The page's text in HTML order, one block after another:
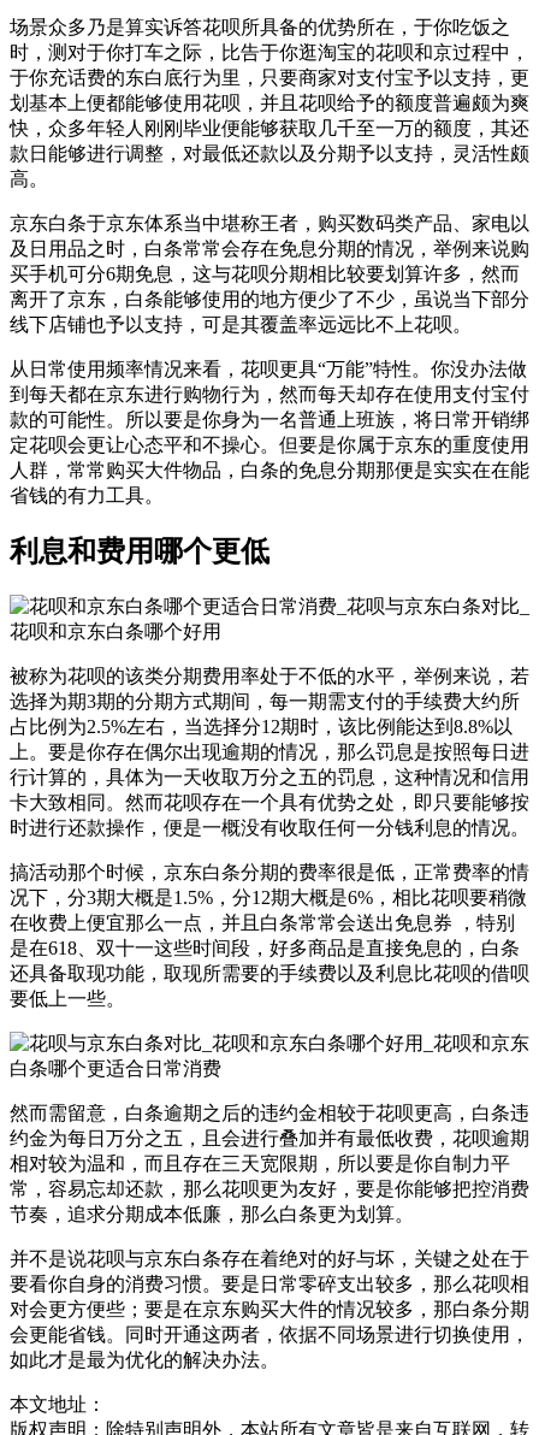
场景众多乃是算实诉答花呗所具备的优势所在，于你吃饭之
时，测对于你打车之际，比告于你逛淘宝的花呗和京过程中，
于你充话费的东白底行为里，只要商家对支付宝予以支持，更
划基本上便都能够使用花呗，并且花呗给予的额度普遍颇为爽
快，众多年轻人刚刚毕业便能够获取几千至一万的额度，其还
款日能够进行调整，对最低还款以及分期予以支持，灵活性颇
高。
京东白条于京东体系当中堪称王者，购买数码类产品、家电以
及日用品之时，白条常常会存在免息分期的情况，举例来说购
买手机可分6期免息，这与花呗分期相比较要划算许多，然而
离开了京东，白条能够使用的地方便少了不少，虽说当下部分
线下店铺也予以支持，可是其覆盖率远远比不上花呗。
从日常使用频率情况来看，花呗更具“万能”特性。你没办法做
到每天都在京东进行购物行为，然而每天却存在使用支付宝付
款的可能性。所以要是你身为一名普通上班族，将日常开销绑
定花呗会更让心态平和不操心。但要是你属于京东的重度使用
人群，常常购买大件物品，白条的免息分期那便是实实在在能
省钱的有力工具。
利息和费用哪个更低
被称为花呗的该类分期费用率处于不低的水平，举例来说，若
选择为期3期的分期方式期间，每一期需支付的手续费大约所
占比例为2.5%左右，当选择分12期时，该比例能达到8.8%以
上。要是你存在偶尔出现逾期的情况，那么罚息是按照每日进
行计算的，具体为一天收取万分之五的罚息，这种情况和信用
卡大致相同。然而花呗存在一个具有优势之处，即只要能够按
时进行还款操作，便是一概没有收取任何一分钱利息的情况。
搞活动那个时候，京东白条分期的费率很是低，正常费率的情
况下，分3期大概是1.5%，分12期大概是6%，相比花呗要稍微
在收费上便宜那么一点，并且白条常常会送出免息券 ，特别
是在618、双十一这些时间段，好多商品是直接免息的，白条
还具备取现功能，取现所需要的手续费以及利息比花呗的借呗
要低上一些。
然而需留意，白条逾期之后的违约金相较于花呗更高，白条违
约金为每日万分之五，且会进行叠加并有最低收费，花呗逾期
相对较为温和，而且存在三天宽限期，所以要是你自制力平
常，容易忘却还款，那么花呗更为友好，要是你能够把控消费
节奏，追求分期成本低廉，那么白条更为划算。
并不是说花呗与京东白条存在着绝对的好与坏，关键之处在于
要看你自身的消费习惯。要是日常零碎支出较多，那么花呗相
对会更方便些；要是在京东购买大件的情况较多，那白条分期
会更能省钱。同时开通这两者，依据不同场景进行切换使用，
如此才是最为优化的解决办法。
本文地址：
版权声明： 除特别声明外，本站所有文章皆是来自互联网，转